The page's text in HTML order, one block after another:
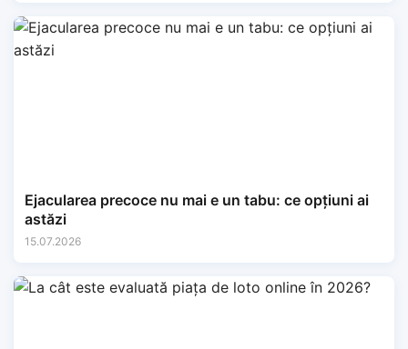
Ejacularea precoce nu mai e un tabu: ce opțiuni ai
astăzi
15.07.2026